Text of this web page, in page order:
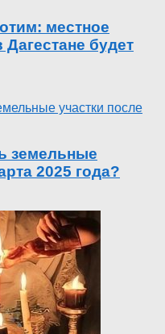
местное
будет
земельные
2025 года?